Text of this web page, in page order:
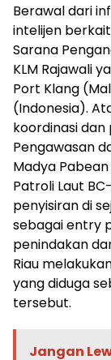
Berawal dari
intelijen
Sarana
KLM Rajawali
Port Klang
(Indonesia).
koordinasi
Pengawasan
Madya
Patroli Laut
penyisiran di
sebagai entry
penindakan
Riau
yang diduga
tersebut.
Jangan